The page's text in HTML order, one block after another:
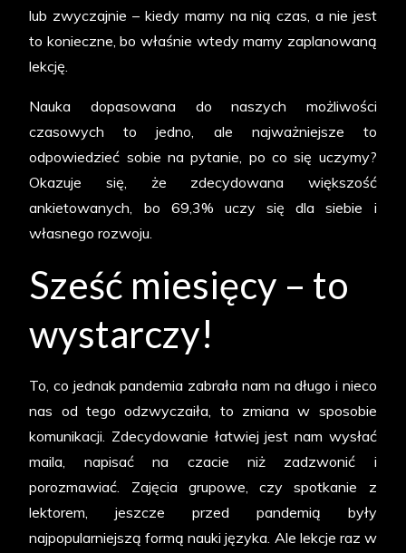
lub zwyczajnie – kiedy mamy na nią czas, a nie jest
to konieczne, bo właśnie wtedy mamy zaplanowaną
lekcję.
Nauka dopasowana do naszych możliwości
czasowych to jedno, ale najważniejsze to
odpowiedzieć sobie na pytanie, po co się uczymy?
Okazuje się, że zdecydowana większość
ankietowanych, bo 69,3% uczy się dla siebie i
własnego rozwoju.
Sześć miesięcy – to
wystarczy!
To, co jednak pandemia zabrała nam na długo i nieco
nas od tego odzwyczaiła, to zmiana w sposobie
komunikacji. Zdecydowanie łatwiej jest nam wysłać
maila, napisać na czacie niż zadzwonić i
porozmawiać. Zajęcia grupowe, czy spotkanie z
lektorem, jeszcze przed pandemią były
najpopularniejszą formą nauki języka. Ale lekcje raz w